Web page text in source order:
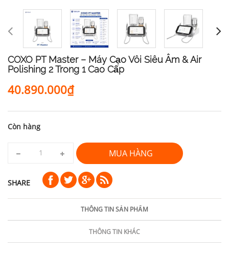
COXO PT Master – Máy Cạo Vôi Siêu Âm & Air
Polishing 2 Trong 1 Cao Cấp
40.890.000₫
Còn hàng
MUA HÀNG
SHARE
THÔNG TIN SẢN PHẨM
THÔNG TIN KHÁC